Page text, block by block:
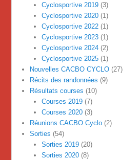
Cyclosportive 2019(3)
Cyclosportive 2020(1)
Cyclosportive 2022(1)
Cyclosportive 2023(1)
Cyclosportive 2024(2)
Cyclosportive 2025(1)
Nouvelles CACBO CYCLO (27)
Récits des randonnées (9)
Résultats courses (10)
Courses 2019(7)
Courses 2020(3)
Réunions CACBO Cyclo (2)
Sorties (54)
Sorties 2019(20)
Sorties 2020(8)